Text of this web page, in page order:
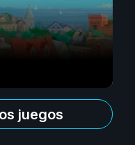
juegos